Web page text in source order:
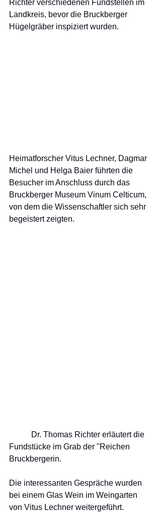
Richter verschiedenen Fundstellen im
Landkreis, bevor die Bruckberger
Hügelgräber inspiziert wurden.
Heimatforscher Vitus Lechner, Dagmar
Michel und Helga Baier führten die
Besucher im Anschluss durch das
Bruckberger Museum Vinum Celticum,
von dem die Wissenschaftler sich sehr
begeistert zeigten.
Fundstücke im Grab der "Reichen
Bruckbergerin.
Die interessanten Gespräche wurden
bei einem Glas Wein im Weingarten
von Vitus Lechner weitergeführt.